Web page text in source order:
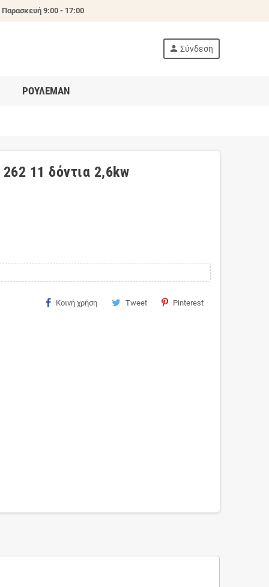
9:00 - 17:00
person Σύνδεση
ΡΟΥΛΕΜΑΝ
11 δόντια 2,6kw
Κοινή χρήση Tweet Pinterest